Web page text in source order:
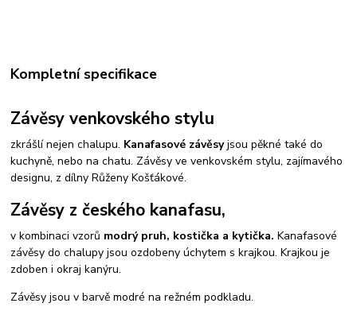
Kompletní specifikace
Závěsy venkovského stylu
zkrášlí nejen chalupu. Kanafasové závěsyjsou pěkné také do
kuchyně, nebo na chatu. Závěsy ve venkovském stylu, zajímavého
designu, z dílny Růženy Košťákové.
Závěsy z českého kanafasu,
v kombinaci vzorů modrý pruh, kostička a kytička.Kanafasové
závěsy do chalupy jsou ozdobeny úchytem s krajkou. Krajkou je
zdoben i okraj kanýru.
Závěsy jsou v barvě modré na režném podkladu.